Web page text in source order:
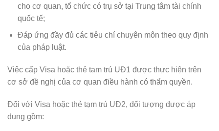
cho cơ quan, tổ chức có trụ sở tại Trung tâm tài chính
quốc tế;
Đáp ứng đầy đủ các tiêu chí chuyên môn theo quy định
của pháp luật.
Việc cấp Visa hoặc thẻ tạm trú UĐ1 được thực hiện trên
cơ sở đề nghị của cơ quan điều hành có thẩm quyền.
Đối với Visa hoặc thẻ tạm trú UĐ2, đối tượng được áp
dụng gồm: